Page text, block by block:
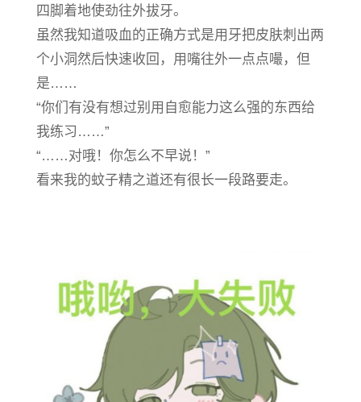
四脚着地使劲往外拔牙。
虽然我知道吸血的正确方式是用牙把皮肤刺出两
个小洞然后快速收回，用嘴往外一点点嘬，但
是……
“你们有没有想过别用自愈能力这么强的东西给
我练习……”
“……对哦！你怎么不早说！”
看来我的蚊子精之道还有很长一段路要走。